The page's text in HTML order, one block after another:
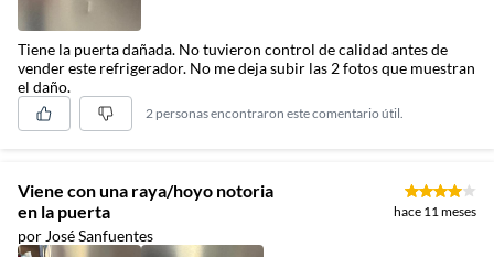
Tiene la puerta dañada. No tuvieron control de calidad antes de
vender este refrigerador. No me deja subir las 2 fotos que muestran
el daño.
2 personas encontraron este comentario útil.
Viene con una raya/hoyo notoria
en la puerta
por José Sanfuentes
hace 11 meses